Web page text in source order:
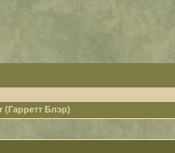
(Гарретт Блэр)